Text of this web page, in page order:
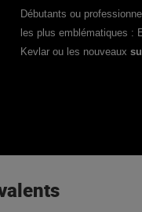
Débutants ou
les plus emblématiques :
Kevlar ou les nouveaux